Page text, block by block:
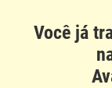
Você já